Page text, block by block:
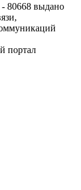
выдано
портал